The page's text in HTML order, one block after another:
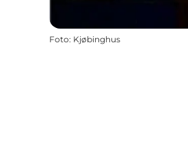
Foto: Kjøbinghus